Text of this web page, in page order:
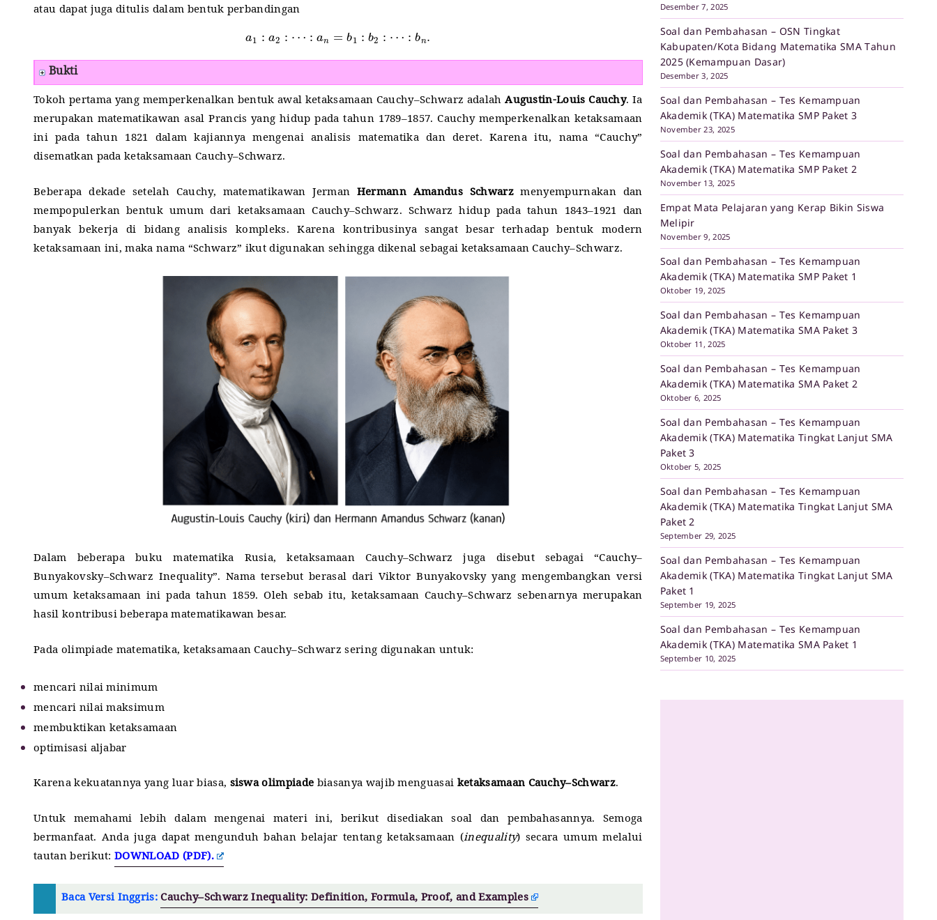
atau dapat juga ditulis dalam bentuk perbandingan
a1: a 2:⋯:an =b1: b2:⋯ :bn.
Bukti
Tokoh pertama yang memperkenalkan bentuk awal ketaksamaan Cauchy–Schwarz adalahAugustin-Louis Cauchy. Ia
merupakan matematikawan asal Prancis yang hidup pada tahun 1789–1857.Cauchy memperkenalkan ketaksamaan
ini pada tahun 1821 dalam kajiannya mengenai analisis matematika dan deret. Karena itu, nama “Cauchy”
disematkan pada ketaksamaan Cauchy–Schwarz.
Beberapa dekade setelah Cauchy, matematikawan Jerman Hermann Amandus Schwarzmenyempurnakan dan
mempopulerkan bentuk umum dari ketaksamaan Cauchy–Schwarz. Schwarz hidup pada tahun 1843–1921 dan
banyak bekerja di bidang analisis kompleks.Karena kontribusinya sangat besar terhadap bentuk modern
ketaksamaan ini, maka nama “Schwarz” ikut digunakan sehingga dikenal sebagai ketaksamaan Cauchy–Schwarz.
Dalam beberapa buku matematika Rusia, ketaksamaan Cauchy–Schwarz juga disebut sebagai “Cauchy–
Bunyakovsky–Schwarz Inequality”.Nama tersebut berasal dari Viktor Bunyakovskyyang mengembangkan versi
umum ketaksamaan ini pada tahun 1859.Oleh sebab itu, ketaksamaan Cauchy–Schwarz sebenarnya merupakan
hasil kontribusi beberapa matematikawan besar.
Pada olimpiade matematika, ketaksamaan Cauchy–Schwarz sering digunakan untuk:
mencari nilai minimum
mencari nilai maksimum
membuktikan ketaksamaan
optimisasi aljabar
Karena kekuatannya yang luar biasa, siswa olimpiadebiasanya wajib menguasaiketaksamaan Cauchy–Schwarz.
Untuk memahami lebih dalam mengenai materi ini, berikut disediakan soal dan pembahasannya. Semoga
bermanfaat. Anda juga dapat mengunduh bahan belajar tentang ketaksamaan (inequality) secara umum melalui
tautan berikut:DOWNLOAD (PDF).
Baca Versi Inggris:Cauchy–Schwarz Inequality: Definition, Formula, Proof, and Examples
Desember 7, 2025
Soal dan Pembahasan – OSN Tingkat
Kabupaten/Kota Bidang Matematika SMA Tahun
2025 (Kemampuan Dasar)
Desember 3, 2025
Soal dan Pembahasan – Tes Kemampuan
Akademik (TKA) Matematika SMP Paket 3
November 23, 2025
Soal dan Pembahasan – Tes Kemampuan
Akademik (TKA) Matematika SMP Paket 2
November 13, 2025
Empat Mata Pelajaran yang Kerap Bikin Siswa
Melipir
November 9, 2025
Soal dan Pembahasan – Tes Kemampuan
Akademik (TKA) Matematika SMP Paket 1
Oktober 19, 2025
Soal dan Pembahasan – Tes Kemampuan
Akademik (TKA) Matematika SMA Paket 3
Oktober 11, 2025
Soal dan Pembahasan – Tes Kemampuan
Akademik (TKA) Matematika SMA Paket 2
Oktober 6, 2025
Soal dan Pembahasan – Tes Kemampuan
Akademik (TKA) Matematika Tingkat Lanjut SMA
Paket 3
Oktober 5, 2025
Soal dan Pembahasan – Tes Kemampuan
Akademik (TKA) Matematika Tingkat Lanjut SMA
Paket 2
September 29, 2025
Soal dan Pembahasan – Tes Kemampuan
Akademik (TKA) Matematika Tingkat Lanjut SMA
Paket 1
September 19, 2025
Soal dan Pembahasan – Tes Kemampuan
Akademik (TKA) Matematika SMA Paket 1
September 10, 2025